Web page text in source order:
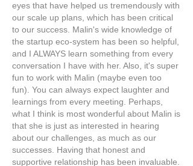
eyes that have helped us tremendously with
our scale up plans, which has been critical
to our success. Malin's wide knowledge of
the startup eco-system has been so helpful,
and I ALWAYS learn something from every
conversation I have with her. Also, it's super
fun to work with Malin (maybe even too
fun). You can always expect laughter and
learnings from every meeting. Perhaps,
what I think is most wonderful about Malin is
that she is just as interested in hearing
about our challenges, as much as our
successes. Having that honest and
supportive relationship has been invaluable.